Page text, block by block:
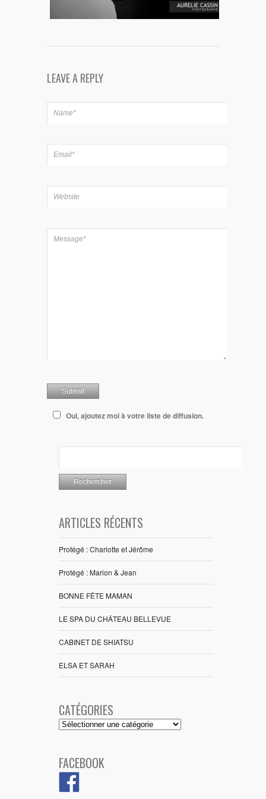
LEAVE A REPLY
Oui, ajoutez moi à votre liste de diffusion.
ARTICLES RÉCENTS
Protégé : Charlotte et Jérôme
Protégé : Marion & Jean
BONNE FÊTE MAMAN
LE SPA DU CHÂTEAU BELLEVUE
CABINET DE SHIATSU
ELSA ET SARAH
CATÉGORIES
Catégories
FACEBOOK